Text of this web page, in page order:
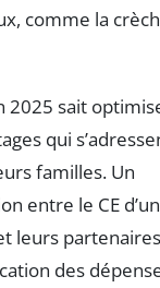
comme la
2025 sait
qui
familles. Un
entre le CE
leurs partenaires
des